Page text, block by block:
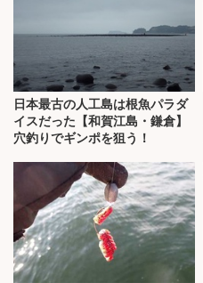
日本最古の人工島は根魚パラダ
イスだった【和賀江島・鎌倉】
穴釣りでギンポを狙う！